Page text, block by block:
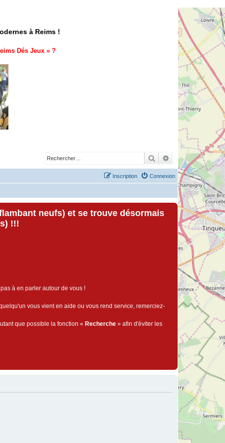
à Reims !
Dés Jeux » ?
RechercherRecherche
Connexion
Inscription
neufs) et se trouve désormais
!!!
à en parler autour de vous !
vous vient en aide ou vous rend service, remerciez-
que possible la fonction « Recherche » afin d'éviter les